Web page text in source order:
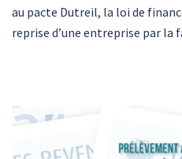
au pacte Dutreil, la loi de
reprise d’une entreprise par